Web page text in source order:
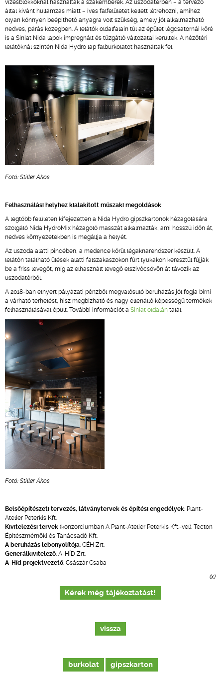
vizesblokkoknál használták a szakemberek. Az uszodatérben – a tervező
által kívánt hullámzás miatt – íves falfelületet kellett létrehozni, amihez
olyan könnyen beépíthető anyagra volt szükség, amely jól alkalmazható
nedves, párás közegben. A lelátók oldalfalain túl az épület légcsatornái köré
is a Siniat Nida lapok impregnált és tűzgátló változatai kerültek. A nézőtéri
lelátóknál szintén Nida Hydro lap falburkolatot használtak fel.
Fotó: Stiller Ákos
Felhasználási helyhez kialakított műszaki megoldások
A legtöbb felületen kifejezetten a Nida Hydro gipszkartonok hézagolására
szolgáló Nida HydroMix hézagoló masszát alkalmazták, ami hosszú időn át,
nedves környezetekben is megállja a helyét.
Az uszoda alatti pincében, a medence körül légaknarendszer készült. A
lelátón található ülések alatti falszakaszokon fúrt lyukakon keresztül fújják
be a friss levegőt, míg az elhasznált levegő elszívócsövön át távozik az
uszodatérből.
A 2018-ban elnyert pályázati pénzből megvalósuló beruházás jól fogja bírni
a várható terhelést, hisz megbízható és nagy ellenálló képességű termékek
felhasználásával épült. További információt a Siniat oldalán talál.
Fotó: Stiller Ákos
Belsőépítészeti tervezés, látványtervek és építési engedélyek: Plant-
Atelier Peterkis Kft.
Kivitelezési tervek (konzorciumban A Plant-Atelier Peterkis Kft.-vel): Tecton
Építészmérnöki és Tanácsadó Kft.
A beruházás lebonyolítója: CÉH Zrt.
Generálkivitelező: A-HÍD Zrt.
A-Híd projektvezető: Császár Csaba
(x)
Kérek még tájékoztatást!
vissza
burkolat gipszkarton